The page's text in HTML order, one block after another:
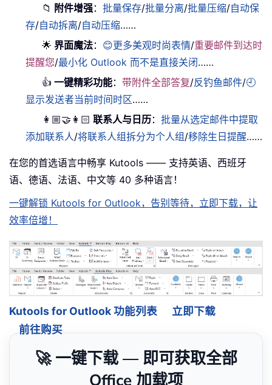
📁 附件增强：批量保存/批量分离/批量压缩/自动保
存/自动拆离/自动压缩……
🌟 界面魔法： 😊更多美观时尚表情/重要邮件到达时
提醒您/最小化 Outlook 而不是直接关闭……
👍 一键精彩功能：带附件全部答复/反钓鱼邮件/🕘
显示发送者当前时间时区……
👩🏼‍🤝‍👩🏻 联系人与日历：批量从选定邮件中提取
添加联系人/将联系人组拆分为个人组/移除生日提醒……
在您的首选语言中畅享 Kutools —— 支持英语、西班牙
语、德语、法语、中文等 40 多种语言！
一键解锁 Kutools for Outlook，告别等待，立即下载，让
效率倍增！
Kutools for Outlook 功能列表
立即下载
前往购买
🚀 一键下载 — 即可获取全部
Office 加载项